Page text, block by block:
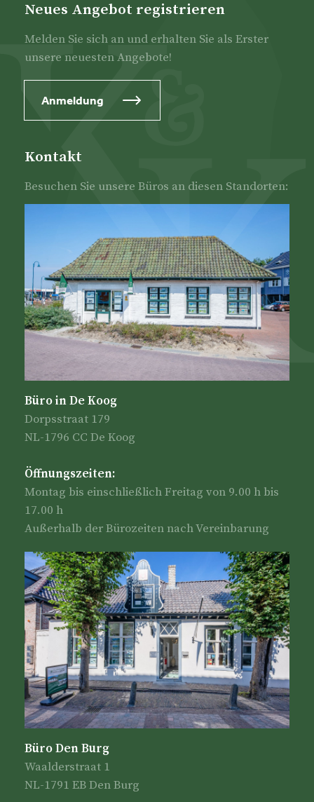
Neues Angebot registrieren
Melden Sie sich an und erhalten Sie als Erster
unsere neuesten Angebote!
Anmeldung
Kontakt
Besuchen Sie unsere Büros an diesen Standorten:
Büro in De Koog
Dorpsstraat 179
NL-1796 CC De Koog
Öffnungszeiten:
Montag bis einschließlich Freitag von 9.00 h bis
17.00 h
Außerhalb der Bürozeiten nach Vereinbarung
Büro Den Burg
Waalderstraat 1
NL-1791 EB Den Burg